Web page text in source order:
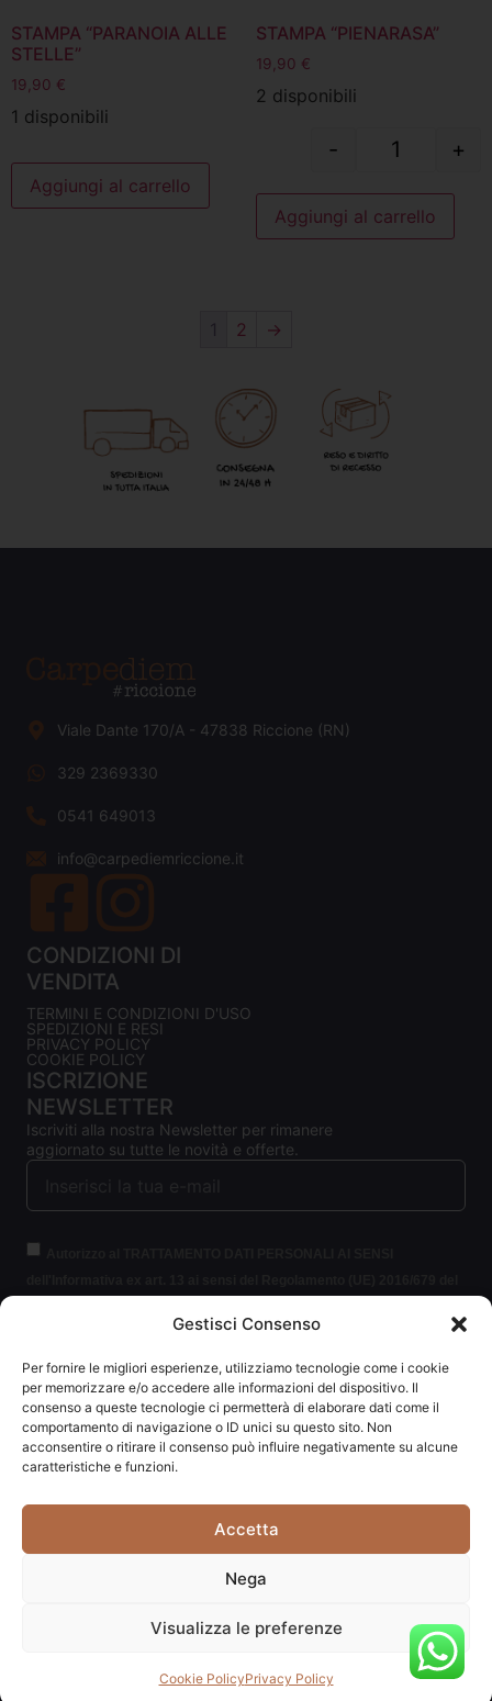
Gestisci Consenso
Per fornire le migliori esperienze, utilizziamo tecnologie come i cookie
per memorizzare e/o accedere alle informazioni del dispositivo. Il
consenso a queste tecnologie ci permetterà di elaborare dati come il
comportamento di navigazione o ID unici su questo sito. Non
acconsentire o ritirare il consenso può influire negativamente su alcune
caratteristiche e funzioni.
Accetta
Nega
Visualizza le preferenze
Cookie PolicyPrivacy Policy
STAMPA “PARANOIA ALLE
STELLE”
19,90 €
1 disponibili
Aggiungi al carrello
STAMPA “PIENARASA”
19,90 €
2 disponibili
- +
Aggiungi al carrello
1 2 →
Viale Dante 170/A - 47838 Riccione (RN)
329 2369330
0541 649013
info@carpediemriccione.it
CONDIZIONI DI
VENDITA
TERMINI E CONDIZIONI D'USO
SPEDIZIONI E RESI
PRIVACY POLICY
COOKIE POLICY
ISCRIZIONE
NEWSLETTER
Iscriviti alla nostra Newsletter per rimanere
aggiornato su tutte le novità e offerte.
protezione delle persone fisiche con riguardo al trattamento dei dati
personali (per brevità GDPR 2016/679).
Clicca per leggere le
informazioni.
ISCRIVITI ALLA NEWSLETTER
Carpediem di Traversa Monia | P.IVA: 03415840408 | REA:
Website powered byStudio99